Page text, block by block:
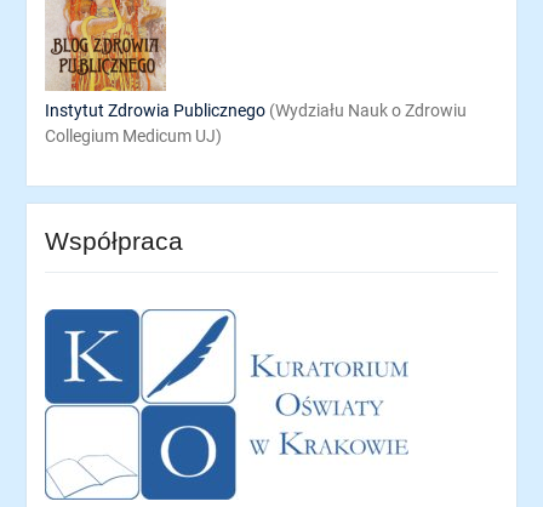
Instytut Zdrowia Publicznego(Wydziału Nauk o Zdrowiu
Collegium Medicum UJ)
Współpraca